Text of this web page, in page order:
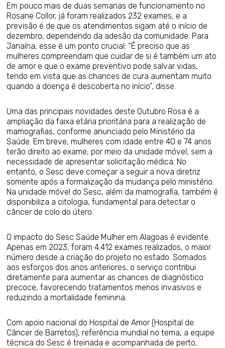
Em pouco mais de duas semanas de funcionamento no
Rosane Collor, já foram realizados 232 exames, e a
previsão é de que os atendimentos sigam até o início de
dezembro, dependendo da adesão da comunidade. Para
Janaína, esse é um ponto crucial: “É preciso que as
mulheres compreendam que cuidar de si é também um ato
de amor e que o exame preventivo pode salvar vidas,
tendo em vista que as chances de cura aumentam muito
quando a doença é descoberta no início”, disse.
Uma das principais novidades deste Outubro Rosa é a
ampliação da faixa etária prioritária para a realização de
mamografias, conforme anunciado pelo Ministério da
Saúde. Em breve, mulheres com idade entre 40 e 74 anos
terão direito ao exame, por meio da unidade móvel, sem a
necessidade de apresentar solicitação médica. No
entanto, o Sesc deve começar a seguir a nova diretriz
somente após a formalização da mudança pelo ministério.
Na unidade móvel do Sesc, além da mamografia, também é
disponibiliza a citologia, fundamental para detectar o
câncer de colo do útero.
O impacto do Sesc Saúde Mulher em Alagoas é evidente.
Apenas em 2023, foram 4.412 exames realizados, o maior
número desde a criação do projeto no estado. Somados
aos esforços dos anos anteriores, o serviço contribui
diretamente para aumentar as chances de diagnóstico
precoce, favorecendo tratamentos menos invasivos e
reduzindo a mortalidade feminina.
Com apoio nacional do Hospital de Amor (Hospital de
Câncer de Barretos), referência mundial no tema, a equipe
técnica do Sesc é treinada e acompanhada de perto,